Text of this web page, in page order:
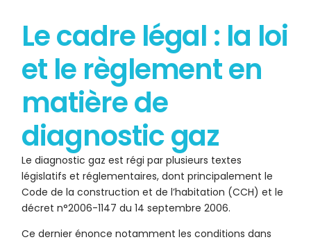
Le cadre légal : la loi
et le règlement en
matière de
diagnostic gaz
Le diagnostic gaz est régi par plusieurs textes
législatifs et réglementaires, dont principalement le
Code de la construction et de l’habitation (CCH) et le
décret n°2006-1147 du 14 septembre 2006.
Ce dernier énonce notamment les conditions dans